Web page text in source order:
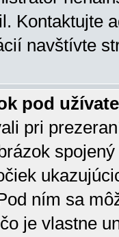
Kontaktujte
navštívte
pod
pri
ním sa
je vlastne